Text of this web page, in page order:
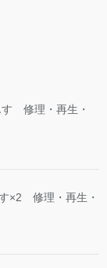
修理・再生・
×2 修理・再生・